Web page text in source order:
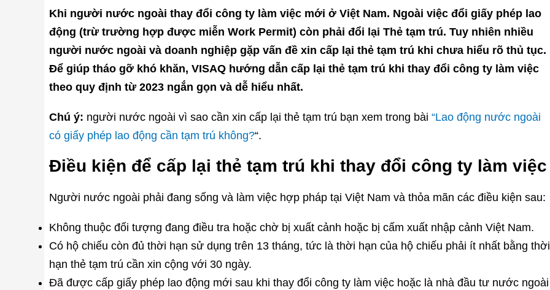
Khi người nước ngoài thay đổi công ty làm việc mới ở Việt Nam. Ngoài việc đổi giấy phép lao
động (trừ trường hợp được miễn Work Permit) còn phải đổi lại Thẻ tạm trú. Tuy nhiên nhiều
người nước ngoài và doanh nghiệp gặp vấn đề xin cấp lại thẻ tạm trú khi chưa hiểu rõ thủ tục.
Để giúp tháo gỡ khó khăn, VISAQ hướng dẫn cấp lại thẻ tạm trú khi thay đổi công ty làm việc
theo quy định từ 2023 ngắn gọn và dễ hiểu nhất.
Chú ý: người nước ngoài vì sao cần xin cấp lại thẻ tạm trú bạn xem trong bài “Lao động nước ngoài
có giấy phép lao động cần tạm trú không?“.
Điều kiện để cấp lại thẻ tạm trú khi thay đổi công ty làm việc
Người nước ngoài phải đang sống và làm việc hợp pháp tại Việt Nam và thỏa mãn các điều kiện sau:
Không thuộc đối tượng đang điều tra hoặc chờ bị xuất cảnh hoặc bị cấm xuất nhập cảnh Việt Nam.
Có hộ chiếu còn đủ thời hạn sử dụng trên 13 tháng, tức là thời hạn của hộ chiếu phải ít nhất bằng thời
hạn thẻ tạm trú cần xin cộng với 30 ngày.
Đã được cấp giấy phép lao động mới sau khi thay đổi công ty làm việc hoặc là nhà đầu tư nước ngoài